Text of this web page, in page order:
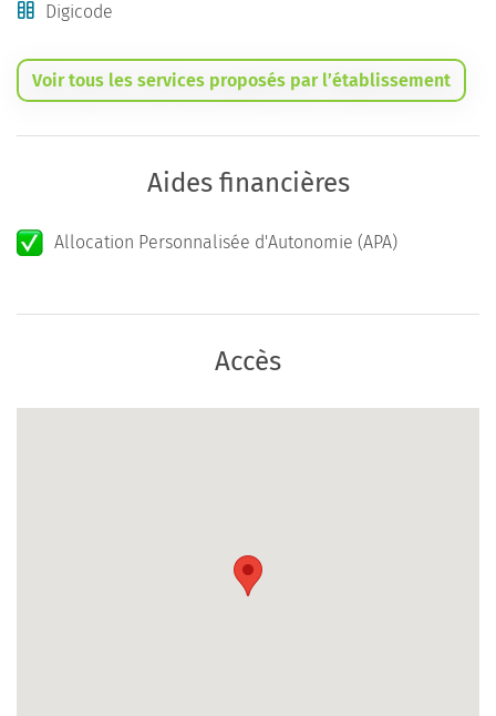
Digicode
Voir tous les services proposés par l’établissement
Aides financières
Allocation Personnalisée d'Autonomie (APA)
Accès